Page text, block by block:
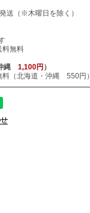
送（※木曜日を除く）
料無料
縄 1,100円 ）
（北海道・沖縄 550円）